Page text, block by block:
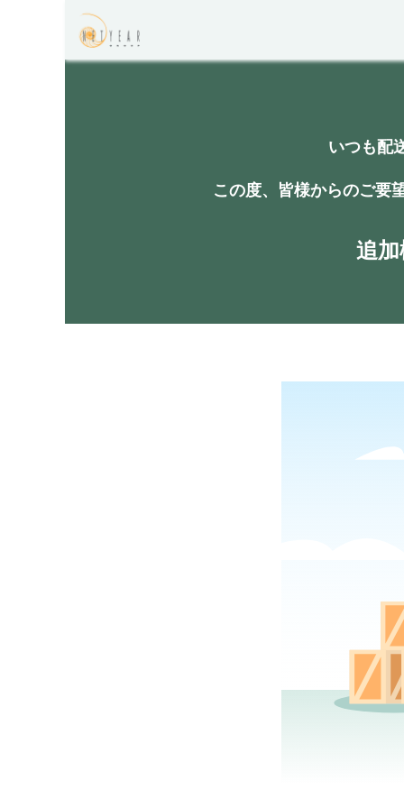
コンテンツへスキップ
いつも配
この度、皆様からのご要
追